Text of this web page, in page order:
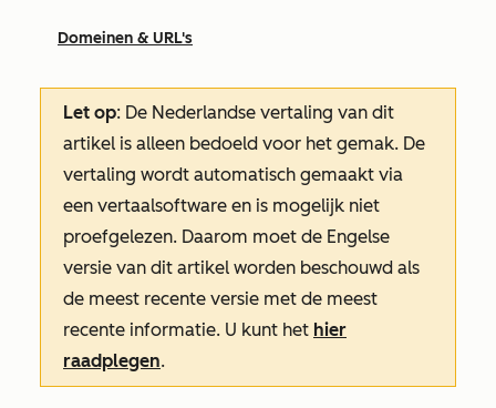
Domeinen & URL's
Let op: De Nederlandse vertaling van dit
artikel is alleen bedoeld voor het gemak. De
vertaling wordt automatisch gemaakt via
een vertaalsoftware en is mogelijk niet
proefgelezen. Daarom moet de Engelse
versie van dit artikel worden beschouwd als
de meest recente versie met de meest
recente informatie. U kunt het hier
raadplegen.